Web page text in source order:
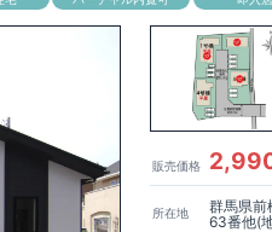
販売価格
所在地
群馬県前
63番他(